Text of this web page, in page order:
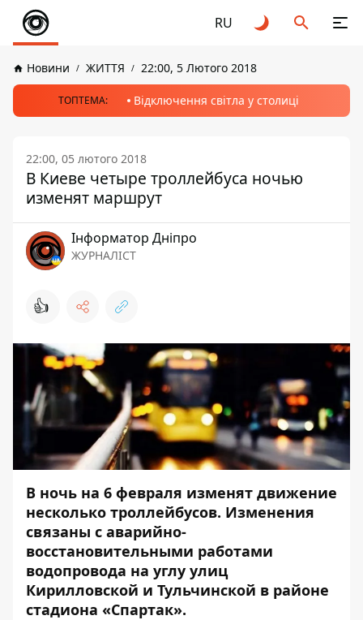
RU
Новини ЖИТТЯ 22:00, 5 Лютого 2018
ТОПТЕМА: Відключення світла у столиці
22:00, 05 лютого 2018
В Киеве четыре троллейбуса ночью
изменят маршрут
Інформатор Дніпро
ЖУРНАЛІСТ
👍
В ночь на 6 февраля изменят движение
несколько троллейбусов. Изменения
связаны с аварийно-
восстановительными работами
водопровода на углу улиц
Кирилловской и Тульчинской в районе
стадиона «Спартак».